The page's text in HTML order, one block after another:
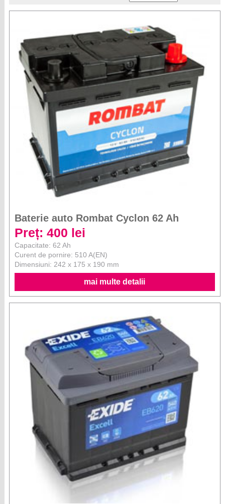
Baterie auto Rombat Cyclon 62 Ah
Preț: 400 lei
Capacitate: 62 Ah
Curent de pornire: 510 A(EN)
Dimensiuni: 242 x 175 x 190 mm
mai multe detalii